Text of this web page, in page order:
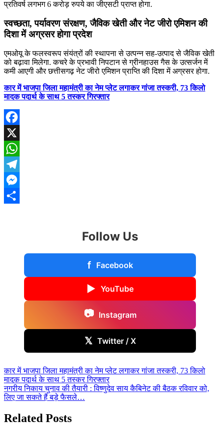
प्रतिवर्ष लगभग 6 करोड़ रुपये का जीएसटी प्राप्त होगा.
स्वच्छता, पर्यावरण संरक्षण, जैविक खेती और नेट जीरो एमिशन की
दिशा में अग्रसर होगा प्रदेश
एमओयू के फलस्वरूप संयंत्रों की स्थापना से उत्पन्न सह-उत्पाद से जैविक खेती
को बढ़ावा मिलेगा. कचरे के प्रभावी निपटान से ग्रीनहाउस गैस के उत्सर्जन में
कमी आएगी और छत्तीसगढ़ नेट जीरो एमिशन प्राप्ति की दिशा में अग्रसर होगा.
कार में भाजपा जिला महामंत्री का नेम प्लेट लगाकर गांजा तस्करी, 73 किलो
मादक पदार्थ के साथ 5 तस्कर गिरफ्तार
Facebook
X
WhatsApp
Telegram
Messenger
Follow Us
f Facebook
▶ YouTube
📷 Instagram
𝕏 Twitter / X
Post
navigation
कार में भाजपा जिला महामंत्री का नेम प्लेट लगाकर गांजा तस्करी, 73 किलो
मादक पदार्थ के साथ 5 तस्कर गिरफ्तार
नगरीय निकाय चुनाव की तैयारी : विष्णुदेव साय कैबिनेट की बैठक रविवार को,
लिए जा सकते हैं बड़े फैसले…
Related Posts